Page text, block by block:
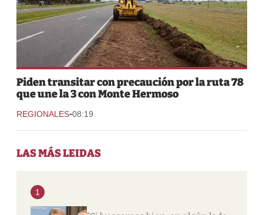
Piden transitar con precaución por la ruta 78
que une la 3 con Monte Hermoso
REGIONALES-08:19
LAS MÁS LEIDAS
1